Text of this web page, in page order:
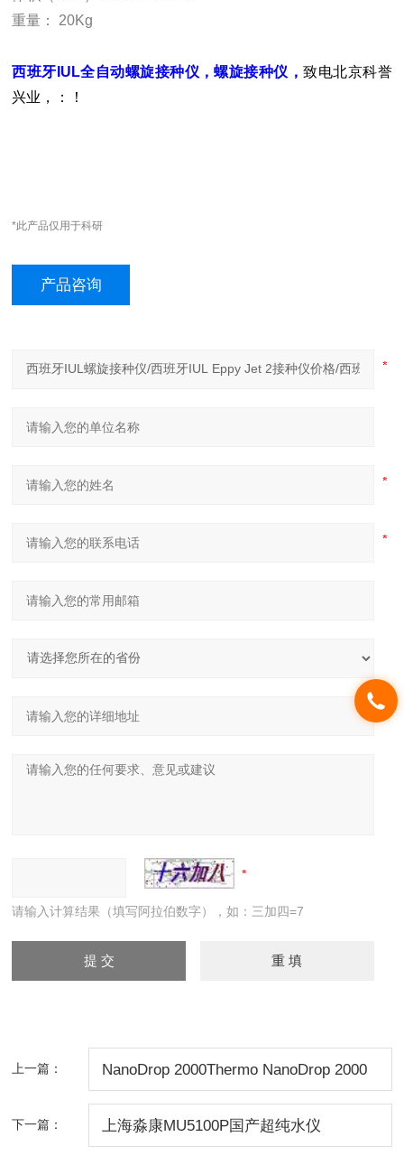
重量：
20Kg
西班牙IUL全自动螺旋接种仪，螺旋接种仪，致电北京科誉
兴业，：！
*此产品仅用于科研
产品咨询
请输入计算结果（填写阿拉伯数字），如：三加四=7
上一篇： NanoDrop 2000Thermo NanoDrop 2000
下一篇： 上海淼康MU5100P国产超纯水仪